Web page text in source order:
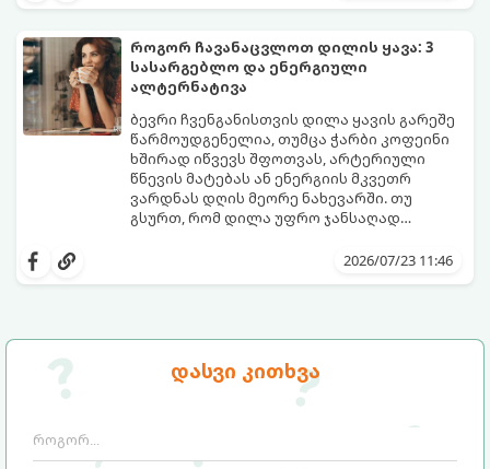
დასვი კითხვა
გამოწვევად რჩება.
დაგეხმარებათ, წყლის სმა
ყოველდღიურ, სასიამოვნო ჩვევად
აქციოთ.
როგორ ჩავანაცვლოთ დილის ყავა: 3
სასარგებლო და ენერგიული
ალტერნატივა
ბევრი ჩვენგანისთვის დილა ყავის გარეშე
წარმოუდგენელია, თუმცა ჭარბი კოფეინი
ხშირად იწვევს შფოთვას, არტერიული
წნევის მატებას ან ენერგიის მკვეთრ
ვარდნას დღის მეორე ნახევარში. თუ
გსურთ, რომ დილა უფრო ჯანსაღად
შეინარჩუნოთ, ექსპერტები ყავის სამ
თქვენთვის სასურველი სასმელი:2026/07/23 11:46